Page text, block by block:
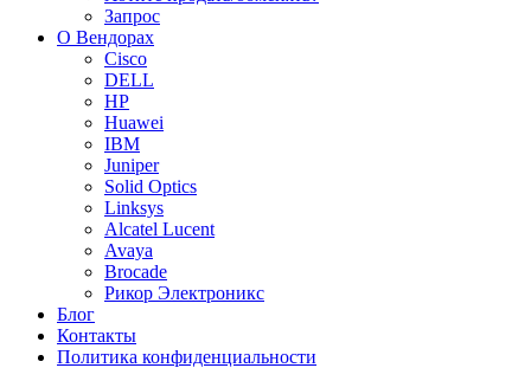
Запрос
О Вендорах
Cisco
DELL
HP
Huawei
IBM
Juniper
Solid Optics
Linksys
Alcatel Lucent
Avaya
Brocade
Рикор Электроникс
Блог
Контакты
Политика конфиденциальности